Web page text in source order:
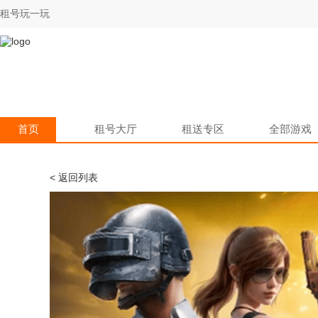
租号玩一玩
首页 租号大厅 租送专区 全部游戏
< 返回列表